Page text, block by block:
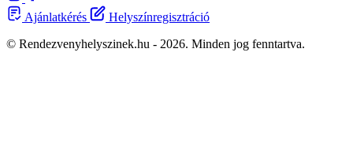
Ajánlatkérés
Helyszínregisztráció
© Rendezvenyhelyszinek.hu - 2026. Minden jog fenntartva.